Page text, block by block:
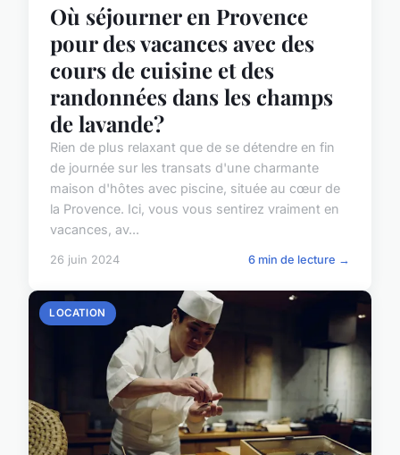
Où séjourner en Provence
pour des vacances avec des
cours de cuisine et des
randonnées dans les champs
de lavande?
Rien de plus relaxant que de se détendre en fin
de journée sur les transats d'une charmante
maison d'hôtes avec piscine, située au cœur de
la Provence. Ici, vous vous sentirez vraiment en
vacances, av...
26 juin 2024 6 min de lecture →
LOCATION